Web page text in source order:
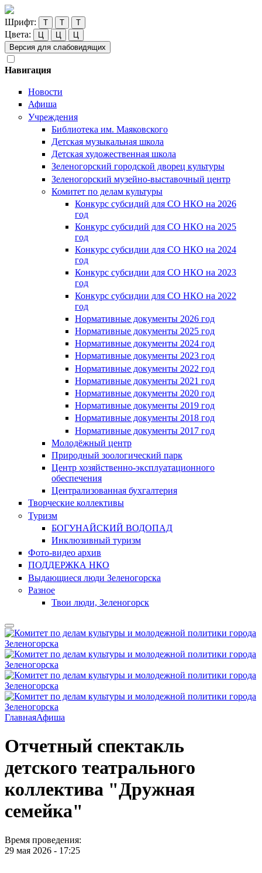
Шрифт: Т Т Т
Цвета: Ц Ц
Ц
Версия для слабовидящих
Навигация
Новости
Афиша
Учреждения
Библиотека им. Маяковского
Детская музыкальная школа
Детская художественная школа
Зеленогорский городской дворец культуры
Зеленогорский музейно-выставочный центр
Комитет по делам культуры
Конкурс субсидий для СО НКО на 2026
год
Конкурс субсидий для СО НКО на 2025
год
Конкурс субсидии для СО НКО на 2024
год
Конкурс субсидии для СО НКО на 2023
год
Конкурс субсидии для СО НКО на 2022
год
Нормативные документы 2026 год
Нормативные документы 2025 год
Нормативные документы 2024 год
Нормативные документы 2023 год
Нормативные документы 2022 год
Нормативные документы 2021 год
Нормативные документы 2020 год
Нормативные документы 2019 год
Нормативные документы 2018 год
Нормативные документы 2017 год
Молодёжный центр
Природный зоологический парк
Центр хозяйственно-эксплуатационного
обеспечения
Централизованная бухгалтерия
Творческие коллективы
Туризм
БОГУНАЙСКИЙ ВОДОПАД
Инклюзивный туризм
Фото-видео архив
ПОДДЕРЖКА НКО
Выдающиеся люди Зеленогорска
Разное
Твои люди, Зеленогорск
ГлавнаяАфиша
Отчетный спектакль
детского театрального
коллектива "Дружная
семейка"
Время проведения:
29 мая 2026 - 17:25